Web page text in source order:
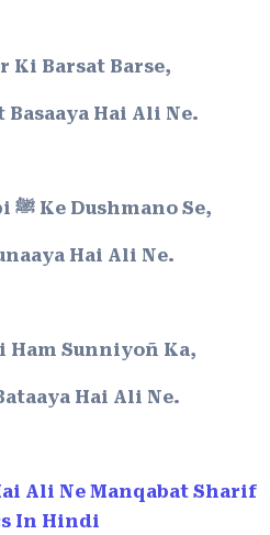
Ki Barsat Barse,
Basaaya Hai Ali Ne.
Jo Ladta Hai Nabi ﷺ Ke Dushmano Se,
Hai Ali Ne.
Ham Sunniyoñ Ka,
Hai Ali Ne.
Ali Ne Manqabat Sharif
In Hindi